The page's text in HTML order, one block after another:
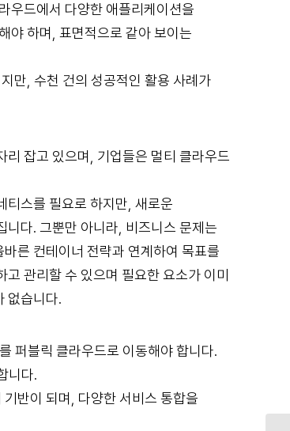
우드에서 다양한 애플리케이션을
야 하며, 표면적으로 같아 보이는
만, 수천 건의 성공적인 활용 사례가
잡고 있으며, 기업들은 멀티 클라우드
티스를 필요로 하지만, 새로운
다. 그뿐만 아니라, 비즈니스 문제는
른 컨테이너 전략과 연계하여 목표를
관리할 수 있으며 필요한 요소가 이미
없습니다.
퍼블릭 클라우드로 이동해야 합니다.
니다.
반이 되며, 다양한 서비스 통합을